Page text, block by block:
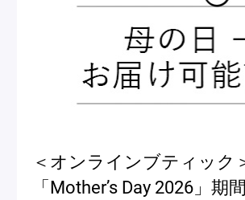
＜オンラインブティック
「Mother’s Day 2026」